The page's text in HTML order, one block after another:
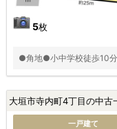
5枚
●角地●小中学校徒歩10
大垣市寺内町4丁目の中古
一戸建て